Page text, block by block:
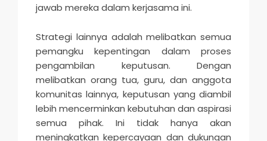
jawab mereka dalam kerjasama ini.
Strategi lainnya adalah melibatkan semua
pemangku kepentingan dalam proses
pengambilan keputusan. Dengan
melibatkan orang tua, guru, dan anggota
komunitas lainnya, keputusan yang diambil
lebih mencerminkan kebutuhan dan aspirasi
semua pihak. Ini tidak hanya akan
meningkatkan kepercayaan dan dukungan